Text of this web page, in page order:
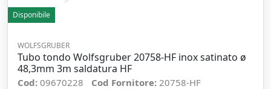
Disponibile
WOLFSGRUBER
Tubo tondo Wolfsgruber 20758-HF inox satinato ø
48,3mm 3m saldatura HF
Cod: 09670228 Cod Fornitore: 20758-HF